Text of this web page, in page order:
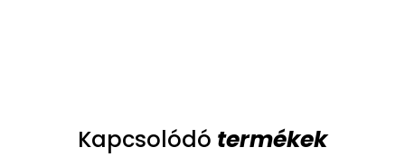
Kapcsolódó termékek